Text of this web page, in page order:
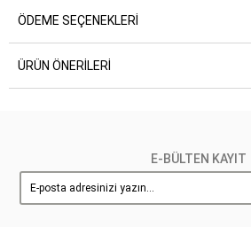
ÖDEME SEÇENEKLERI
ÜRÜN ÖNERILERI
E-BÜLTEN KAYIT